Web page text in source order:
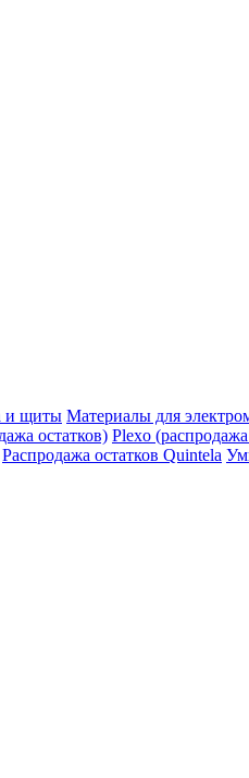
и щиты Материалы для
остатков) Plexo
Распродажа остатков Quintela